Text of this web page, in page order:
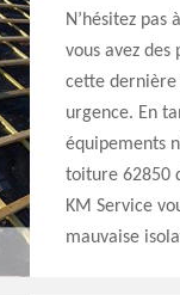
N’hésitez
vous avez
cette dernière
urgence. En
équipements
toiture 62850
KM Service
mauvaise